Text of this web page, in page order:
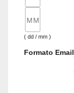
( dd / mm )
Formato Email